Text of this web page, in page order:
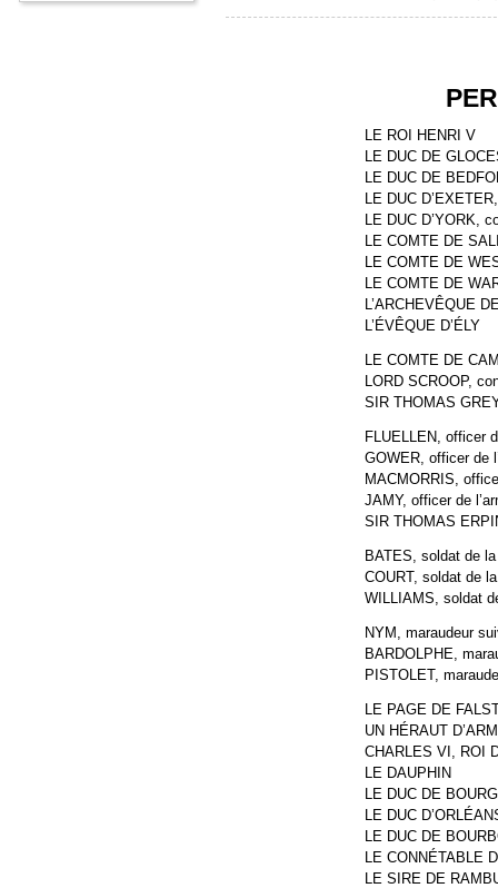
LE ROI HENRI V
LE DUC DE
LE DUC DE
LE DUC
LE DUC D’YORK,
LE COMTE DE
LE COMTE DE
LE COMTE DE
L’ARCHEVÊQUE
L’ÉVÊQUE D’ÉLY
LE COMTE DE
LORD SCROOP,
SIR THOMAS
FLUELLEN, officer
GOWER, officer de
MACMORRIS,
JAMY, officer de
SIR THOMAS
BATES, soldat de
COURT, soldat de
WILLIAMS, soldat
NYM, maraudeur
BARDOLPHE,
PISTOLET,
LE PAGE DE
UN HÉRAUT
CHARLES VI, ROI
LE DAUPHIN
LE DUC DE
LE DUC
LE DUC DE
LE CONNÉTABLE
LE SIRE DE